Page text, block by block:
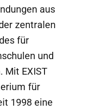
aus
zentralen
für
und
Mit EXIST
für
1998 eine